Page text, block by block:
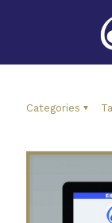
Categories